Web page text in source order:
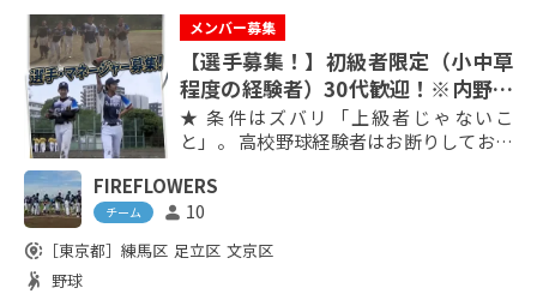
メンバー募集
【選手募集！】初級者限定（小中草
程度の経験者）30代歓迎！※内野、
外野、捕手募集中。
★ 条件はズバリ「上級者じゃないこ
と」。 高校野球経験者はお断りしており
度などの初級経験者歓迎です。年代は30
代か、40代でもしくは20代後半の方歓
迎。内野、外野、捕手希望の方歓迎で
す。 ✩メンバーは30代〜40代で構成。 ✩
FIREFLOWERS
チーム person 10
share_location ［東京都］ 練馬区 足立区 文京区
sports_handball 野球